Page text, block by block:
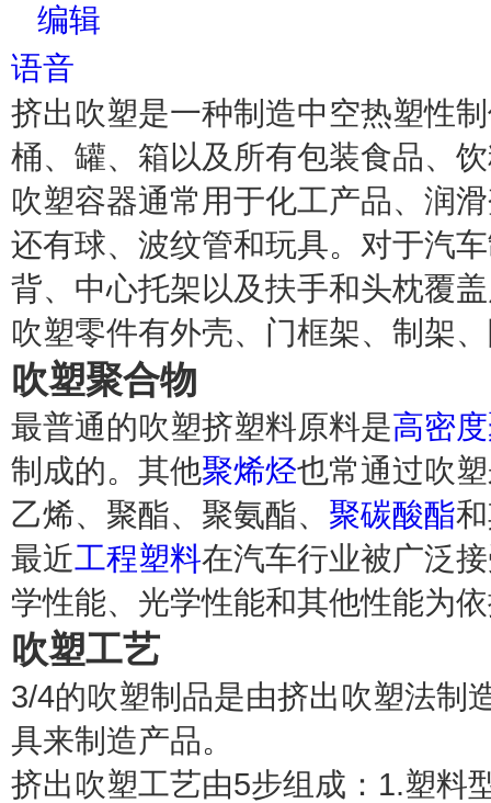
编辑
语音
挤出吹塑是一种制造中空热塑性
桶、罐、箱以及所有包装食品、
吹塑容器通常用于化工产品、润
还有球、波纹管和玩具。对于汽
背、中心托架以及扶手和头枕覆
吹塑零件有外壳、门框架、制架
吹塑聚合物
最普通的吹塑挤塑料原料是高密
制成的。其他聚烯烃也常通过吹
乙烯、聚酯、聚氨酯、 聚碳酸酯
最近工程塑料在汽车行业被广泛
学性能、光学性能和其他性能为
吹塑工艺
3/4的吹塑制品是由挤出吹塑法制
具来制造产品。
挤出吹塑工艺由5步组成：1.塑料